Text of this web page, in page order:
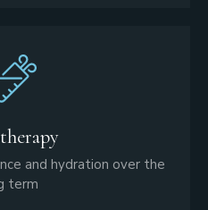
and hydration over the
term